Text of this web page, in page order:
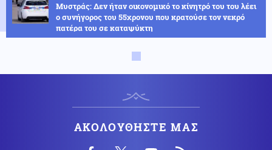
Μυστράς: Δεν ήταν οικονομικό το κίνητρό του του λέει
ο συνήγορος του 55χρονου που κρατούσε τον νεκρό
πατέρα του σε καταψύκτη
05.08.2026 - 23:35
Wall Street: Νέο ρεκόρ για τον Dow Jones που
05.08.2026 - 23:22
ΑΚΟΛΟΥΘΗΣΤΕ ΜΑΣ